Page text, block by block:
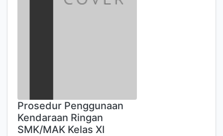
Prosedur Penggunaan
Kendaraan Ringan
SMK/MAK Kelas XI